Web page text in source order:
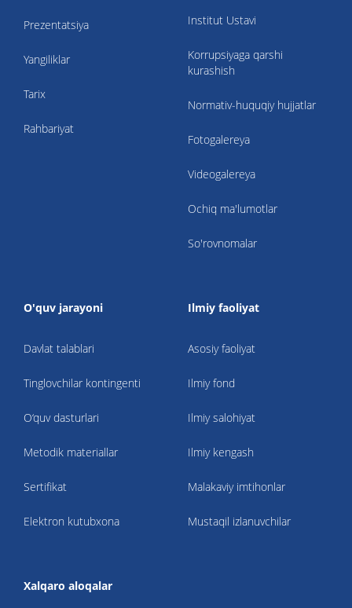
Prezentatsiya
Yangiliklar
Tarix
Rahbariyat
Institut Ustavi
Korrupsiyaga qarshi
kurashish
Normativ-huquqiy hujjatlar
Fotogalereya
Videogalereya
Ochiq ma'lumotlar
So'rovnomalar
O'quv jarayoni
Davlat talablari
Tinglovchilar kontingenti
O‘quv dasturlari
Metodik materiallar
Sertifikat
Elektron kutubxona
Ilmiy faoliyat
Asosiy faoliyat
Ilmiy fond
Ilmiy salohiyat
Ilmiy kengash
Malakaviy imtihonlar
Mustaqil izlanuvchilar
Xalqaro aloqalar